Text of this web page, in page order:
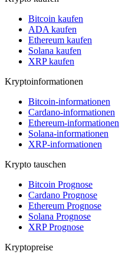
Bitcoin kaufen
ADA kaufen
Ethereum kaufen
Solana kaufen
XRP kaufen
Kryptoinformationen
Bitcoin-informationen
Cardano-informationen
Ethereum-informationen
Solana-informationen
XRP-informationen
Krypto tauschen
Bitcoin Prognose
Cardano Prognose
Ethereum Prognose
Solana Prognose
XRP Prognose
Kryptopreise